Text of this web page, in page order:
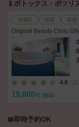
💉ボトックス・ボツリ
有楽町 銀座 銀座
Original Beauty Clinic
ティークリニック銀座）
4.8 （
19,800 円 (税込)
📅即時予約OK